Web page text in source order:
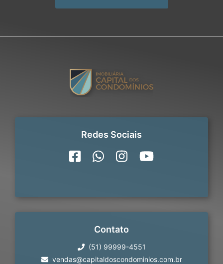
Redes Sociais
Contato
(51) 99999-4551
vendas@capitaldoscondominios.com.br